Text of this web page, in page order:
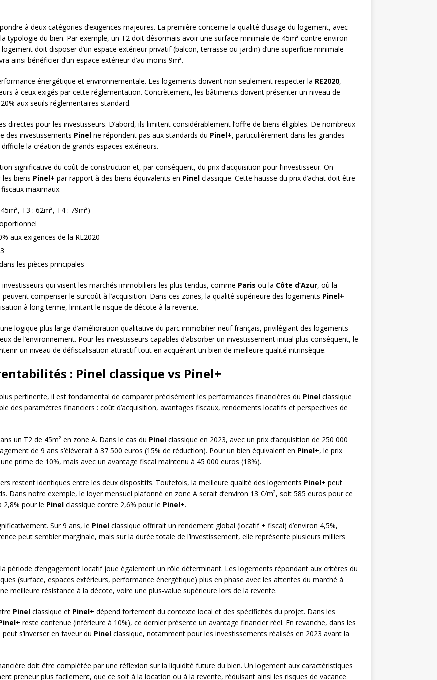
à deux catégories d’exigences majeures. La première concerne la qualité d’usage du logement, avec
typologie du bien. Par exemple, un T2 doit désormais avoir une surface minimale de 45m² contre environ
doit disposer d’un espace extérieur privatif (balcon, terrasse ou jardin) d’une superficie minimale
ainsi bénéficier d’un espace extérieur d’au moins 9m².
énergétique et environnementale. Les logements doivent non seulement respecter la RE2020,
à ceux exigés par cette réglementation. Concrètement, les bâtiments doivent présenter un niveau de
aux seuils réglementaires standard.
directes pour les investisseurs. D’abord, ils limitent considérablement l’offre de biens éligibles. De nombreux
des investissements Pinel ne répondent pas aux standards du Pinel+, particulièrement dans les grandes
la création de grands espaces extérieurs.
significative du coût de construction et, par conséquent, du prix d’acquisition pour l’investisseur. On
biens Pinel+ par rapport à des biens équivalents en Pinel classique. Cette hausse du prix d’achat doit être
maximaux.
T3 : 62m², T4 : 79m²)
aux exigences de la RE2020
les pièces principales
qui visent les marchés immobiliers les plus tendus, comme Paris ou la Côte d’Azur, où la
compenser le surcoût à l’acquisition. Dans ces zones, la qualité supérieure des logements Pinel+
à long terme, limitant le risque de décote à la revente.
logique plus large d’amélioration qualitative du parc immobilier neuf français, privilégiant des logements
de l’environnement. Pour les investisseurs capables d’absorber un investissement initial plus conséquent, le
un niveau de défiscalisation attractif tout en acquérant un bien de meilleure qualité intrinsèque.
: Pinel classique vs Pinel+
pertinente, il est fondamental de comparer précisément les performances financières du Pinel classique
des paramètres financiers : coût d’acquisition, avantages fiscaux, rendements locatifs et perspectives de
un T2 de 45m² en zone A. Dans le cas du Pinel classique en 2023, avec un prix d’acquisition de 250 000
de 9 ans s’élèverait à 37 500 euros (15% de réduction). Pour un bien équivalent en Pinel+, le prix
prime de 10%, mais avec un avantage fiscal maintenu à 45 000 euros (18%).
restent identiques entre les deux dispositifs. Toutefois, la meilleure qualité des logements Pinel+ peut
Dans notre exemple, le loyer mensuel plafonné en zone A serait d’environ 13 €/m², soit 585 euros pour ce
2,8% pour le Pinel classique contre 2,6% pour le Pinel+.
Sur 9 ans, le Pinel classique offrirait un rendement global (locatif + fiscal) d’environ 4,5%,
peut sembler marginale, mais sur la durée totale de l’investissement, elle représente plusieurs milliers
période d’engagement locatif joue également un rôle déterminant. Les logements répondant aux critères du
(surface, espaces extérieurs, performance énergétique) plus en phase avec les attentes du marché à
meilleure résistance à la décote, voire une plus-value supérieure lors de la revente.
Pinel classique et Pinel+ dépend fortement du contexte local et des spécificités du projet. Dans les
reste contenue (inférieure à 10%), ce dernier présente un avantage financier réel. En revanche, dans les
s’inverser en faveur du Pinel classique, notamment pour les investissements réalisés en 2023 avant la
doit être complétée par une réflexion sur la liquidité future du bien. Un logement aux caractéristiques
preneur plus facilement, que ce soit à la location ou à la revente, réduisant ainsi les risques de vacance